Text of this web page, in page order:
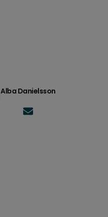
Alba Danielsson